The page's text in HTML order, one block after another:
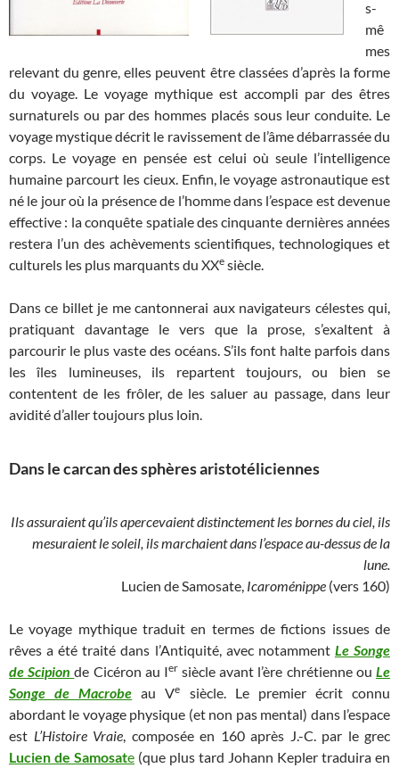
s-
mê
mes
relevant du genre, elles peuvent être classées d’après la forme
du voyage. Le voyage mythique est accompli par des êtres
surnaturels ou par des hommes placés sous leur conduite. Le
voyage mystique décrit le ravissement de l’âme débarrassée du
corps. Le voyage en pensée est celui où seule l’intelligence
humaine parcourt les cieux. Enfin, le voyage astronautique est
né le jour où la présence de l’homme dans l’espace est devenue
effective : la conquête spatiale des cinquante dernières années
restera l’un des achèvements scientifiques, technologiques et
culturels les plus marquants du XXe siècle.
Dans ce billet je me cantonnerai aux navigateurs célestes qui,
pratiquant davantage le vers que la prose, s’exaltent à
parcourir le plus vaste des océans. S’ils font halte parfois dans
les îles lumineuses, ils repartent toujours, ou bien se
contentent de les frôler, de les saluer au passage, dans leur
avidité d’aller toujours plus loin.
Dans le carcan des sphères aristotéliciennes
Ils assuraient qu’ils apercevaient distinctement les bornes du ciel, ils
mesuraient le soleil, ils marchaient dans l’espace au-dessus de la
lune.
Lucien de Samosate, Icaroménippe (vers 160)
Le voyage mythique traduit en termes de fictions issues de
rêves a été traité dans l’Antiquité, avec notamment Le Songe
de Scipionde Cicéron au Iersiècle avant l’ère chrétienne ouLe
Songe de Macrobe au Ve
siècle. Le premier écrit connu
abordant le voyage physique (et non pas mental) dans l’espace
est L’Histoire Vraie, composée en 160 après J.-C. par le grec
Lucien de Samosate (que plus tard Johann Kepler traduira en